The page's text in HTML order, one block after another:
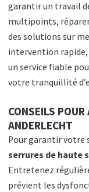
garantir un travail
multipoints,
des solutions sur
intervention rapide,
un service fiable
votre tranquillité
CONSEILS
ANDERLECHT
Pour garantir votre
serrures de haute
Entretenez
prévient les